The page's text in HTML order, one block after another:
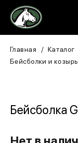
Москва
В конюшню
ЗООТОВАРЫ
Главная Каталог
Бейсболки и
Бейсболка